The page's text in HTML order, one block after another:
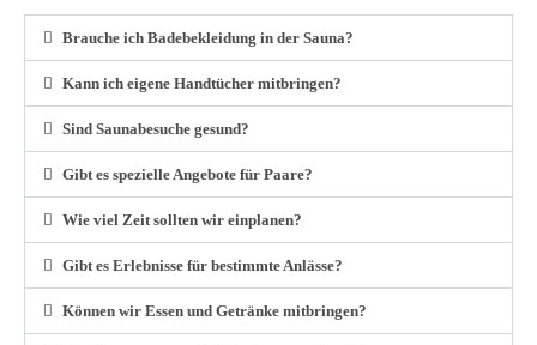
Brauche ich Badebekleidung in der Sauna?
Kann ich eigene Handtücher mitbringen?
Sind Saunabesuche gesund?
Gibt es spezielle Angebote für Paare?
Wie viel Zeit sollten wir einplanen?
Gibt es Erlebnisse für bestimmte Anlässe?
Können wir Essen und Getränke mitbringen?